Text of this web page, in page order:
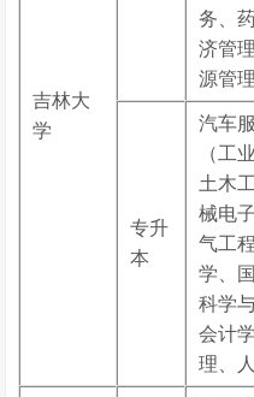
吉林大
学
务、
济管
源管理
专升
本
汽车
（工
土木
械电
气工
学、
科学
会计
理、